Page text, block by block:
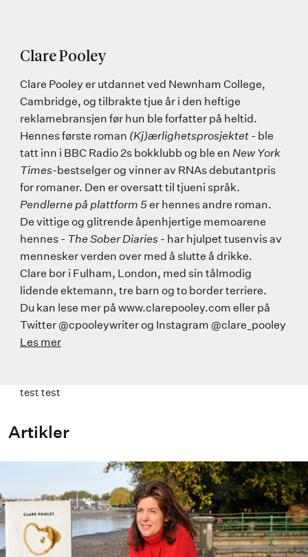
Clare Pooley
Clare Pooley er utdannet ved Newnham College,
Cambridge, og tilbrakte tjue år i den heftige
reklamebransjen før hun ble forfatter på heltid.
Hennes første roman (Kj)ærlighetsprosjektet - ble
tatt inn i BBC Radio 2s bokklubb og ble en New York
Times-bestselger og vinner av RNAs debutantpris
for romaner. Den er oversatt til tjueni språk.
Pendlerne på plattform 5er hennes andre roman.
De vittige og glitrende åpenhjertige memoarene
hennes - The Sober Diaries - har hjulpet tusenvis av
mennesker verden over med å slutte å drikke.
Clare bor i Fulham, London, med sin tålmodig
lidende ektemann, tre barn og to border terriere.
Du kan lese mer på www.clarepooley.com eller på
Twitter @cpooleywriter og Instagram @clare_pooley
Les mer
test test
Artikler